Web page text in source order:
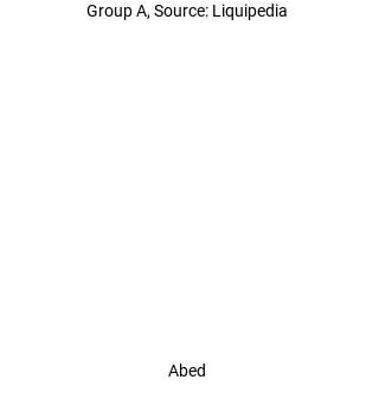
Group A, Source: Liquipedia
Abed